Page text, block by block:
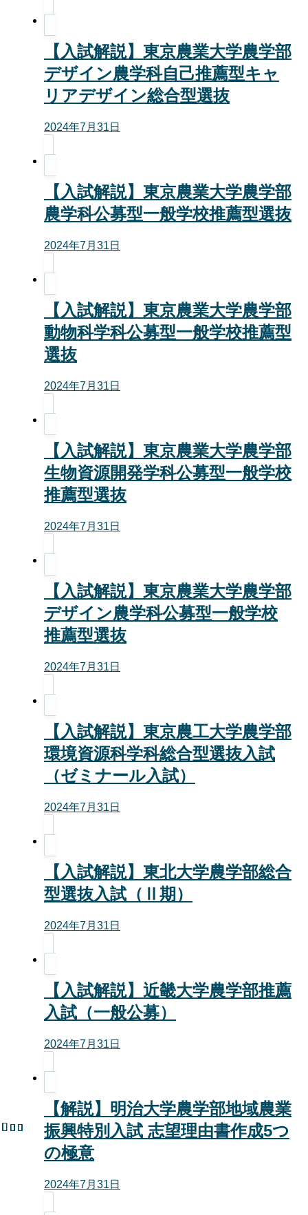
【入試解説】東京農業大学農学部
デザイン農学科自己推薦型キャ
リアデザイン総合型選抜
2024年7月31日
【入試解説】東京農業大学農学部
農学科公募型一般学校推薦型選抜
2024年7月31日
【入試解説】東京農業大学農学部
動物科学科公募型一般学校推薦型
選抜
2024年7月31日
【入試解説】東京農業大学農学部
生物資源開発学科公募型一般学校
推薦型選抜
2024年7月31日
【入試解説】東京農業大学農学部
デザイン農学科公募型一般学校
推薦型選抜
2024年7月31日
【入試解説】東京農工大学農学部
環境資源科学科総合型選抜入試
（ゼミナール入試）
2024年7月31日
【入試解説】東北大学農学部総合
型選抜入試（Ⅱ期）
2024年7月31日
【入試解説】近畿大学農学部推薦
入試（一般公募）
2024年7月31日
【解説】明治大学農学部地域農業
振興特別入試 志望理由書作成5つ
の極意
2024年7月31日